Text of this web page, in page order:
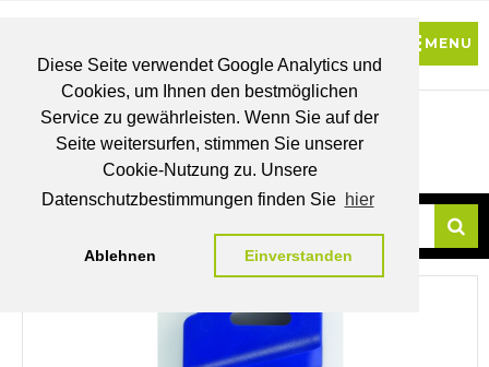
Diese Seite verwendet Google Analytics und
Cookies, um Ihnen den bestmöglichen
Service zu gewährleisten. Wenn Sie auf der
Seite weitersurfen, stimmen Sie unserer
Cookie-Nutzung zu. Unsere
Datenschutzbestimmungen finden Sie hier
Ablehnen Einverstanden
BRUTTO
PREISE
MEIN
WUNSCHLISTE